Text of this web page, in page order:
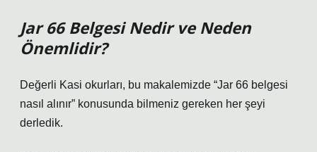
Jar 66 Belgesi Nedir ve Neden
Önemlidir?
Değerli Kasi okurları, bu makalemizde “Jar 66 belgesi
nasıl alınır” konusunda bilmeniz gereken her şeyi
derledik.